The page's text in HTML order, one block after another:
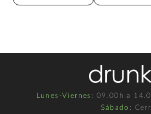
Lunes-Viernes : 09.00h a
Sábado :